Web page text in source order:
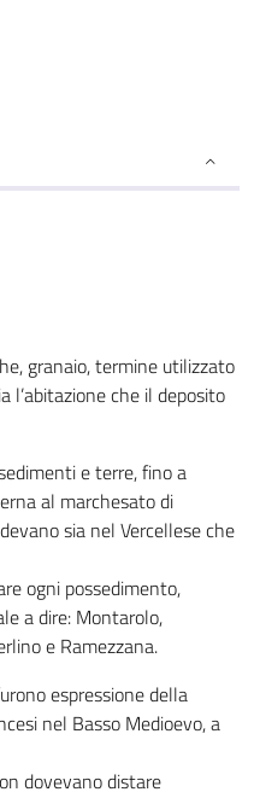
granaio, termine utilizzato
l’abitazione che il deposito
e terre, fino a
al marchesato di
sia nel Vercellese che
ogni possedimento,
a dire: Montarolo,
e Ramezzana.
espressione della
nel Basso Medioevo, a
dovevano distare